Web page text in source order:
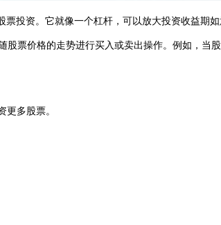
投资。它就像一个杠杆，可以放大投资收益期
票价格的走势进行买入或卖出操作。例如，当
多股票。